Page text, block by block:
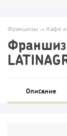
Франшизы → Кафе и
Описание